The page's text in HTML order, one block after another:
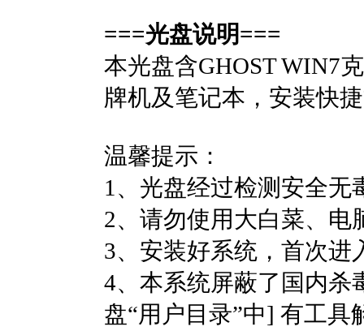
===光盘说明===
本光盘含GHOST WIN7
牌机及笔记本，安装快
温馨提示：
1、光盘经过检测安全无
2、请勿使用大白菜、电
3、安装好系统，首次
4、本系统屏蔽了国内杀
盘“用户目录”中] 有工具